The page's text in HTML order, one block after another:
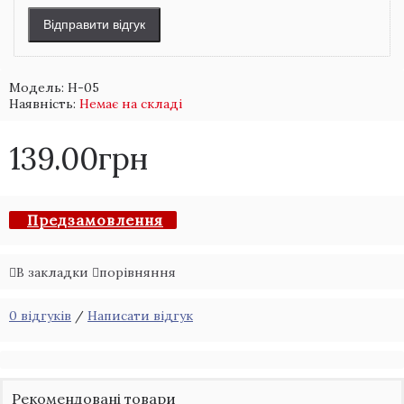
Відправити відгук
Модель: H-05
Наявність: Немає на складі
139.00грн
Предзамовлення
В закладки порівняння
0 відгуків / Написати відгук
Рекомендовані товари